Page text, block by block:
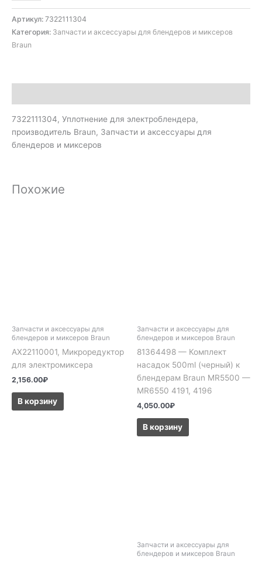
Артикул: 7322111304
Категория: Запчасти и аксессуары для блендеров и миксеров
Braun
7322111304, Уплотнение для электроблендера,
производитель Braun, Запчасти и аксессуары для
блендеров и миксеров
Похожие
Запчасти и аксессуары для
блендеров и миксеров Braun
AX22110001, Микроредуктор
для электромиксера
2,156.00₽
В корзину
Запчасти и аксессуары для
блендеров и миксеров Braun
81364498 — Комплект
насадок 500ml (черный) к
блендерам Braun MR5500 —
MR6550 4191, 4196
4,050.00₽
В корзину
Запчасти и аксессуары для
блендеров и миксеров Braun